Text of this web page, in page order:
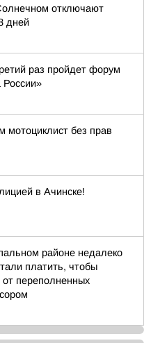
отключают
дней
раз пройдет форум
мотоциклист без прав
в Ачинске!
районе недалеко
платить, чтобы
переполненных